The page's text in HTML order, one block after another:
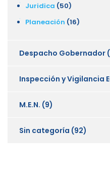
Juridica (50)
Planeación (16)
Despacho Gobernador
Inspección y Vigilancia
M.E.N. (9)
Sin categoría (92)